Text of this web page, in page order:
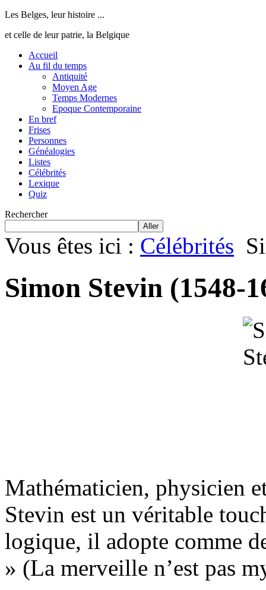
Les Belges, leur histoire ...
et celle de leur patrie, la Belgique
Accueil
Au fil du temps
Antiquité
Moyen Age
Temps Modernes
Epoque Contemporaine
En bref
Frises
Personnes
Généalogies
Listes
Célébrités
Lexique
Quiz
Rechercher
Aller
Vous êtes ici : Célébrités
Simon Stevin (1548-
Mathématicien, physicien
Stevin est un véritable
logique, il adopte comme
» (La merveille n’est pas